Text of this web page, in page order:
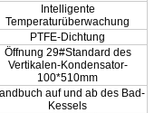
Intelligente
Temperaturüberwachung
PTFE-Dichtung
Öffnung 29#Standard des
Vertikalen-Kondensator-
100*510mm
auf und ab des Bad-
Kessels